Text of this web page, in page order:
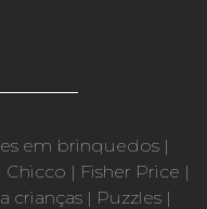
em brinquedos |
Chicco | Fisher Price |
crianças| Puzzles|